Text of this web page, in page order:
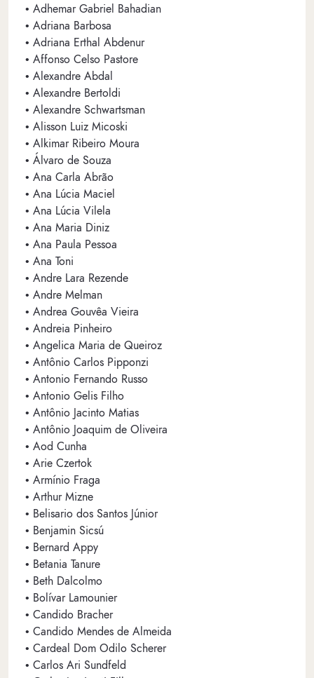
• Adhemar Gabriel Bahadian
• Adriana Barbosa
• Adriana Erthal Abdenur
• Affonso Celso Pastore
• Alexandre Abdal
• Alexandre Bertoldi
• Alexandre Schwartsman
• Alisson Luiz Micoski
• Alkimar Ribeiro Moura
• Álvaro de Souza
• Ana Carla Abrão
• Ana Lúcia Maciel
• Ana Lúcia Vilela
• Ana Maria Diniz
• Ana Paula Pessoa
• Ana Toni
• Andre Lara Rezende
• Andre Melman
• Andrea Gouvêa Vieira
• Andreia Pinheiro
• Angelica Maria de Queiroz
• Antônio Carlos Pipponzi
• Antonio Fernando Russo
• Antonio Gelis Filho
• Antônio Jacinto Matias
• Antônio Joaquim de Oliveira
• Aod Cunha
• Arie Czertok
• Armínio Fraga
• Arthur Mizne
• Belisario dos Santos Júnior
• Benjamin Sicsú
• Bernard Appy
• Betania Tanure
• Beth Dalcolmo
• Bolívar Lamounier
• Candido Bracher
• Candido Mendes de Almeida
• Cardeal Dom Odilo Scherer
• Carlos Ari Sundfeld